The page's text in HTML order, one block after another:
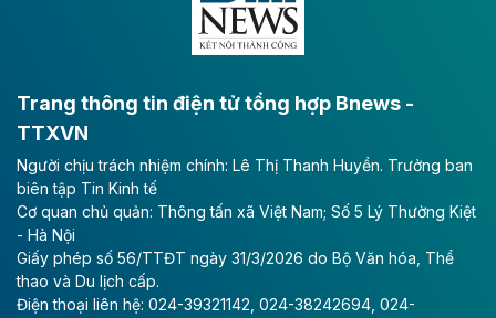
Tập đoàn Keppel (Singapore) bán toàn bộ 40% vốn
tại dự án Empire City với giá 270 triệu USD, chấm dứt
dự án.
Theo vnexpress.net
TP HCM cho phép chuyển mục đích sử
dụng gần 6.500 m2 đất làm khu nghỉ
dưỡng
UBND TP HCM cho phép Công ty Cổ phần Thủy Tiên
Bà Rịa - Vũng Tàu chuyển mục đích sử dụng gần
Trang thông tin điện tử tổng hợp Bnews -
TTXVN
Người chịu trách nhiệm chính: Lê Thị Thanh Huyền. Trưởng ban
biên tập Tin Kinh tế
Cơ quan chủ quản: Thông tấn xã Việt Nam; Số 5 Lý Thường Kiệt
- Hà Nội
Giấy phép số 56/TTĐT ngày 31/3/2026 do Bộ Văn hóa, Thể
thao và Du lịch cấp.
Điện thoại liên hệ: 024-39321142, 024-38242694, 024-